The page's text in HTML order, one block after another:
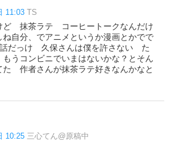
11:03 TS
ど 抹茶ラテ コーヒートークなんだけ
ね自分、でアニメというか漫画とかでで
話だっけ 久保さんは僕を許さない た
うコンビニでいまはないかな？とそん
た 作者さんが抹茶ラテ好きなんかなと
10:25 三心てん@原稿中